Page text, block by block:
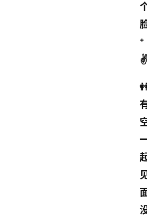
⁺
✌